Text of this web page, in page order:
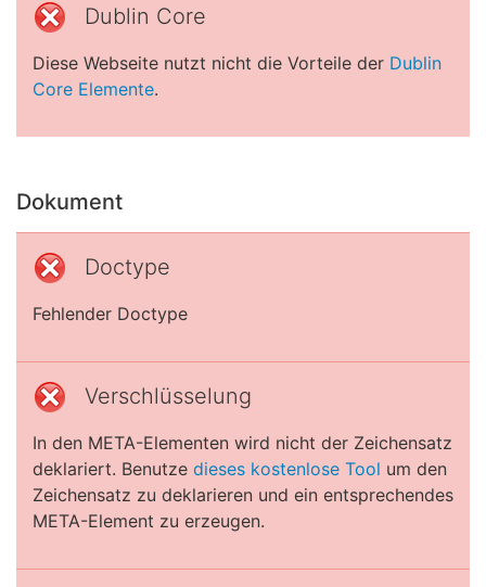
Dublin Core
Diese Webseite nutzt nicht die Vorteile der Dublin
Core Elemente.
Dokument
Doctype
Fehlender Doctype
Verschlüsselung
In den META-Elementen wird nicht der Zeichensatz
deklariert. Benutze dieses kostenlose Tool um den
Zeichensatz zu deklarieren und ein entsprechendes
META-Element zu erzeugen.